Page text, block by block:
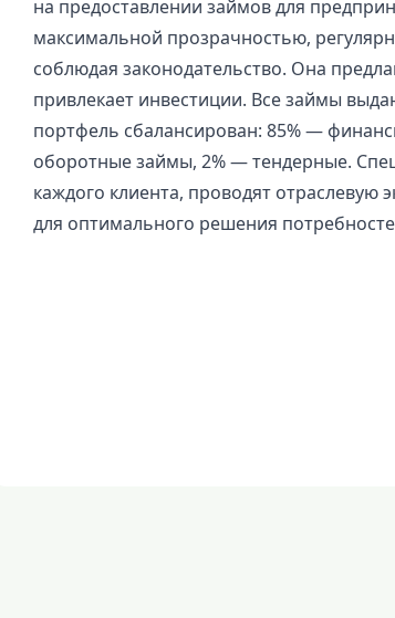
на предоставлении займов для
максимальной прозрачностью,
соблюдая законодательство. Она
привлекает инвестиции. Все займы
портфель сбалансирован: 85% —
оборотные займы, 2% — тендерные.
каждого клиента, проводят отраслевую
для оптимального решения